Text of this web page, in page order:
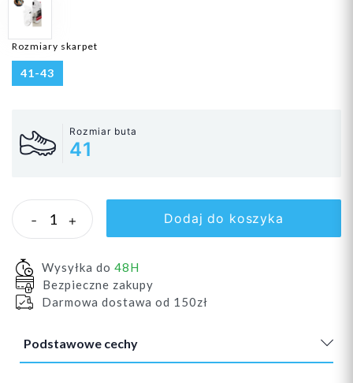
Rozmiary skarpet
41-43
Rozmiar buta
41
- + Dodaj do koszyka
Wysyłka do 48H
Bezpieczne zakupy
Darmowa dostawa od 150zł
Podstawowe cechy